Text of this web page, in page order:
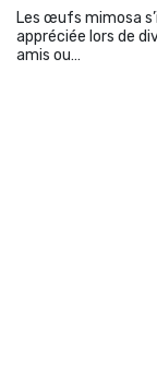
Les œufs mimosa
appréciée lors de
amis ou…